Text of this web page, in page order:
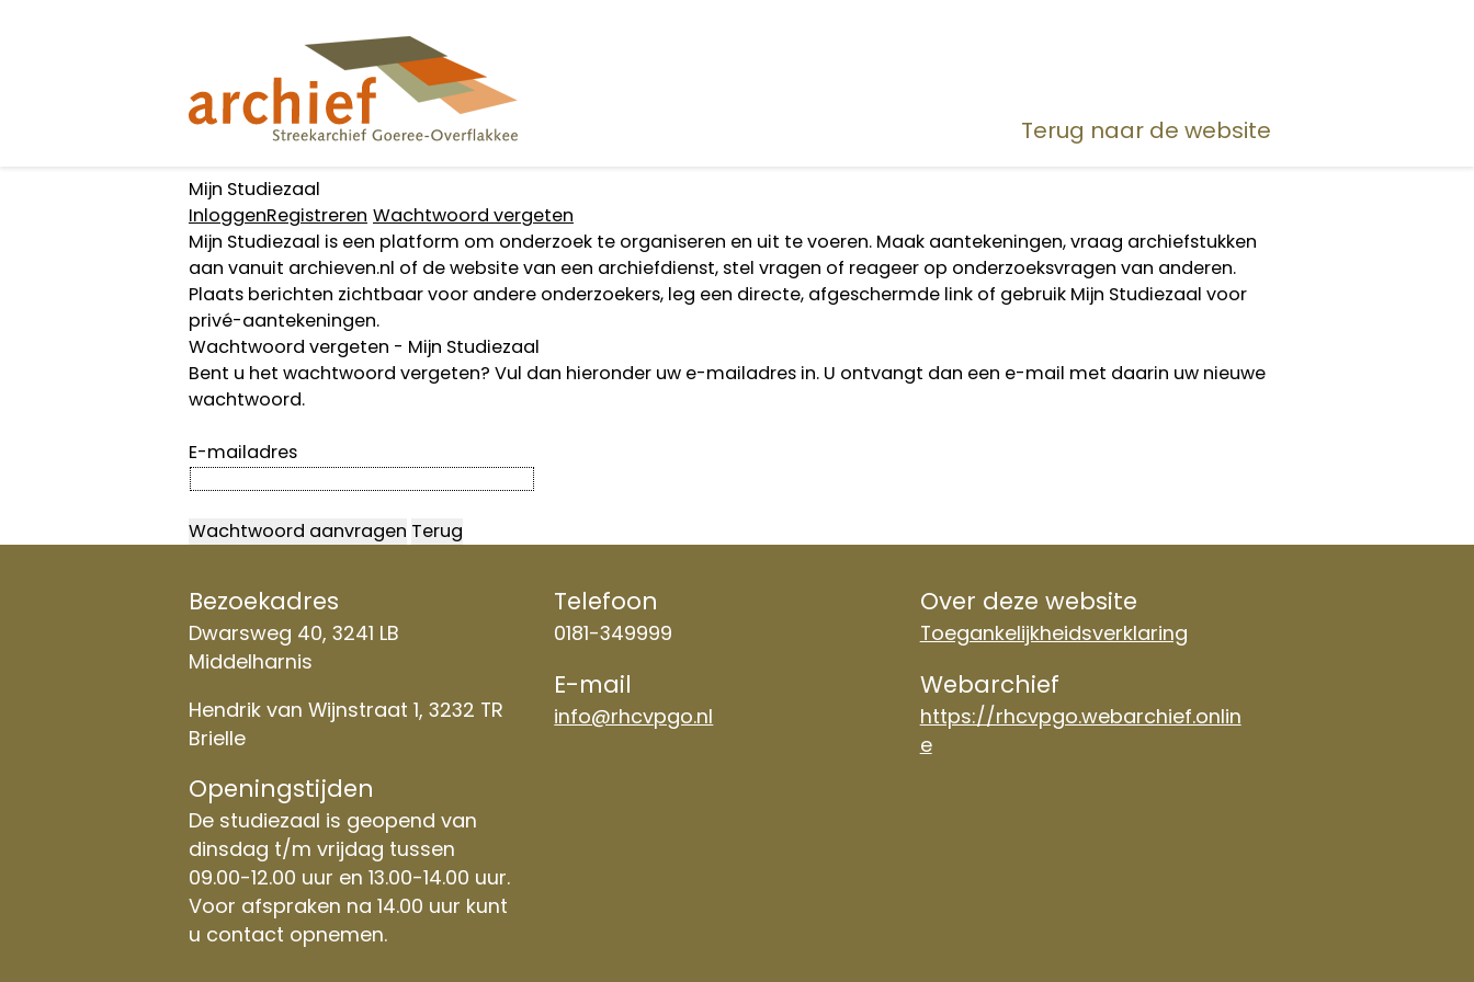
Terug naar de website
Mijn Studiezaal
InloggenRegistreren Wachtwoord vergeten
Mijn Studiezaal is een platform om onderzoek te organiseren en uit te voeren. Maak aantekeningen, vraag archiefstukken
aan vanuit archieven.nl of de website van een archiefdienst, stel vragen of reageer op onderzoeksvragen van anderen.
Plaats berichten zichtbaar voor andere onderzoekers, leg een directe, afgeschermde link of gebruik Mijn Studiezaal voor
privé-aantekeningen.
Wachtwoord vergeten - Mijn Studiezaal
Bent u het wachtwoord vergeten? Vul dan hieronder uw e-mailadres in. U ontvangt dan een e-mail met daarin uw nieuwe
wachtwoord.
E-mailadres
Bezoekadres
Dwarsweg 40, 3241 LB
Middelharnis
Hendrik van Wijnstraat 1, 3232 TR
Brielle
Openingstijden
De studiezaal is geopend van
dinsdag t/m vrijdag tussen
09.00-12.00 uur en 13.00-14.00 uur.
Voor afspraken na 14.00 uur kunt
u contact opnemen.
Telefoon
0181-349999
E-mail
info@rhcvpgo.nl
Over deze website
Toegankelijkheidsverklaring
Webarchief
https://rhcvpgo.webarchief.onlin
e